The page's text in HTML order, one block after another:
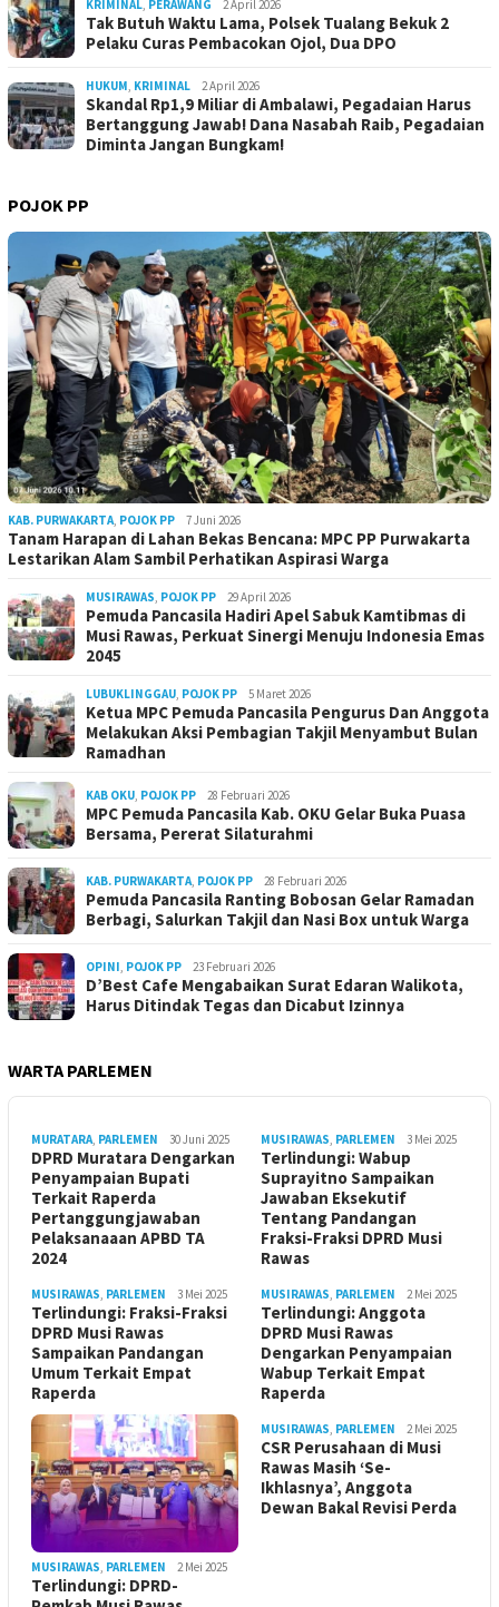
KRIMINAL PERAWANG 2 April 2026
Tak Butuh Waktu Lama, Polsek Tualang Bekuk 2
Pelaku Curas Pembacokan Ojol, Dua DPO
HUKUM KRIMINAL 2 April 2026
Skandal Rp1,9 Miliar di Ambalawi, Pegadaian Harus
Bertanggung Jawab! Dana Nasabah Raib, Pegadaian
Diminta Jangan Bungkam!
POJOK PP
KAB. PURWAKARTA POJOK PP 7 Juni 2026
Tanam Harapan di Lahan Bekas Bencana: MPC PP Purwakarta
Lestarikan Alam Sambil Perhatikan Aspirasi Warga
MUSIRAWAS POJOK PP 29 April 2026
Pemuda Pancasila Hadiri Apel Sabuk Kamtibmas di
Musi Rawas, Perkuat Sinergi Menuju Indonesia Emas
2045
LUBUKLINGGAU POJOK PP 5 Maret 2026
Ketua MPC Pemuda Pancasila Pengurus Dan Anggota
Melakukan Aksi Pembagian Takjil Menyambut Bulan
Ramadhan
KAB OKU POJOK PP 28 Februari 2026
MPC Pemuda Pancasila Kab. OKU Gelar Buka Puasa
Bersama, Pererat Silaturahmi
KAB. PURWAKARTA POJOK PP 28 Februari 2026
Pemuda Pancasila Ranting Bobosan Gelar Ramadan
Berbagi, Salurkan Takjil dan Nasi Box untuk Warga
OPINI POJOK PP 23 Februari 2026
D’Best Cafe Mengabaikan Surat Edaran Walikota,
Harus Ditindak Tegas dan Dicabut Izinnya
WARTA PARLEMEN
MURATARA PARLEMEN 30 Juni 2025
DPRD Muratara Dengarkan
Penyampaian Bupati
Terkait Raperda
Pertanggungjawaban
Pelaksanaaan APBD TA
2024
MUSIRAWAS PARLEMEN 3 Mei 2025
Terlindungi: Wabup
Suprayitno Sampaikan
Jawaban Eksekutif
Tentang Pandangan
Fraksi-Fraksi DPRD Musi
Rawas
MUSIRAWAS PARLEMEN 3 Mei 2025
Terlindungi: Fraksi-Fraksi
DPRD Musi Rawas
Sampaikan Pandangan
Umum Terkait Empat
Raperda
MUSIRAWAS PARLEMEN 2 Mei 2025
Terlindungi: Anggota
DPRD Musi Rawas
Dengarkan Penyampaian
Wabup Terkait Empat
Raperda
MUSIRAWAS PARLEMEN 2 Mei 2025
Terlindungi: DPRD-
MUSIRAWAS PARLEMEN 2 Mei 2025
CSR Perusahaan di Musi
Rawas Masih ‘Se-
Ikhlasnya’, Anggota
Dewan Bakal Revisi Perda ‎